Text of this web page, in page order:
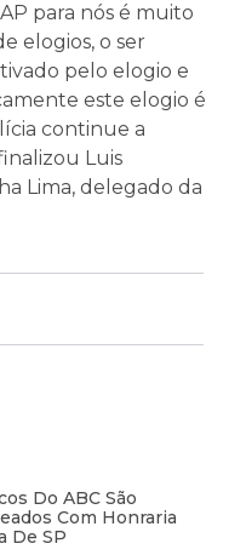
para nós é muito
elogios, o ser
pelo elogio e
este elogio é
continue a
Luis
Lima, delegado da
Do ABC São
Com Honraria
De SP